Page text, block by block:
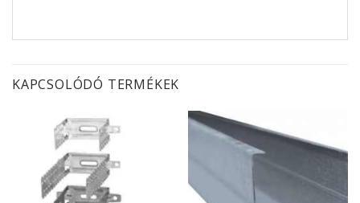
KAPCSOLÓDÓ TERMÉKEK